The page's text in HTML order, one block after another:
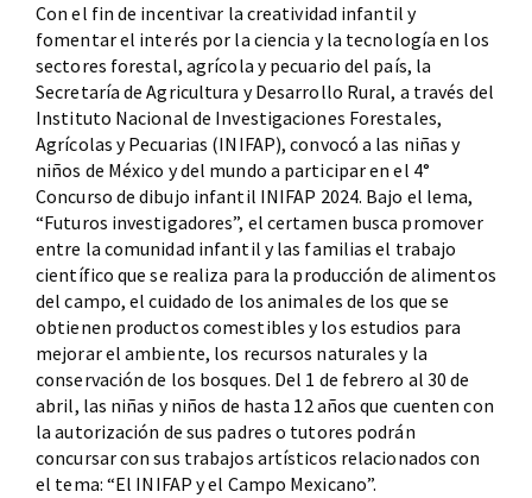
Con el fin de incentivar la creatividad infantil y
fomentar el interés por la ciencia y la tecnología en los
sectores forestal, agrícola y pecuario del país, la
Secretaría de Agricultura y Desarrollo Rural, a través del
Instituto Nacional de Investigaciones Forestales,
Agrícolas y Pecuarias (INIFAP), convocó a las niñas y
niños de México y del mundo a participar en el 4°
Concurso de dibujo infantil INIFAP 2024. Bajo el lema,
“Futuros investigadores”, el certamen busca promover
entre la comunidad infantil y las familias el trabajo
científico que se realiza para la producción de alimentos
del campo, el cuidado de los animales de los que se
obtienen productos comestibles y los estudios para
mejorar el ambiente, los recursos naturales y la
conservación de los bosques. Del 1 de febrero al 30 de
abril, las niñas y niños de hasta 12 años que cuenten con
la autorización de sus padres o tutores podrán
concursar con sus trabajos artísticos relacionados con
el tema: “El INIFAP y el Campo Mexicano”.